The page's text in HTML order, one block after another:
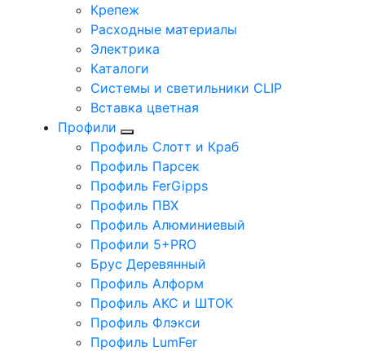
Крепеж
Расходные материалы
Электрика
Каталоги
Системы и светильники CLIP
Вставка цветная
Профили
Профиль Слотт и Краб
Профиль Парсек
Профиль FerGipps
Профиль ПВХ
Профиль Алюминиевый
Профили 5+PRO
Брус Деревянный
Профиль Алформ
Профиль АКС и ШТОК
Профиль Флэкси
Профиль LumFer